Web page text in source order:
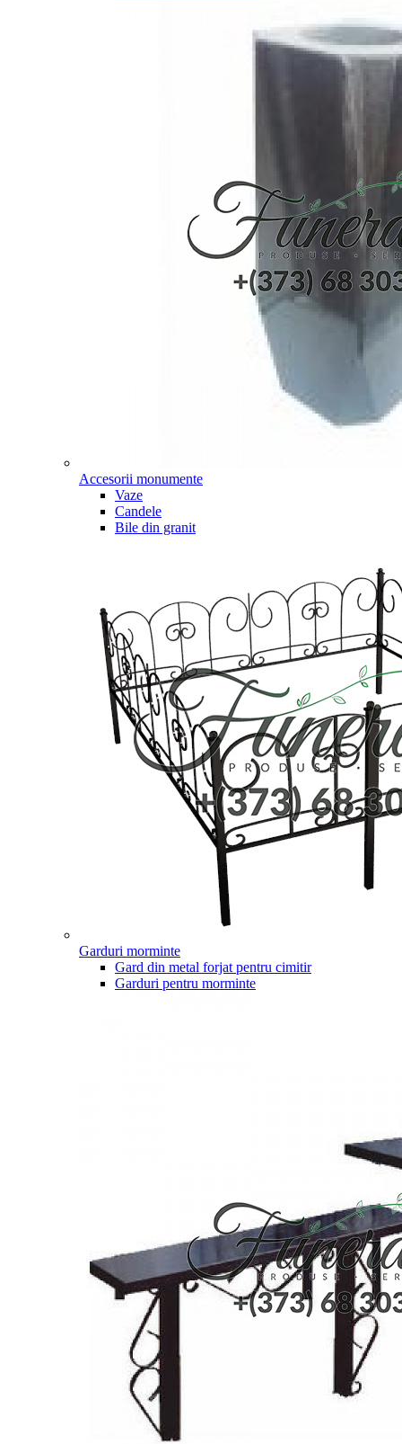
Accesorii monumente
Vaze
Candele
Bile din granit
Garduri morminte
Gard din metal forjat pentru cimitir
Garduri pentru morminte